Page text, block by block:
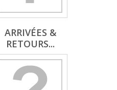
ARRIVÉES &
RETOURS...